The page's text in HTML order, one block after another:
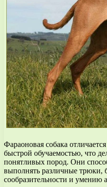
Фараоновая собака
быстрой обучаемостью, что
понятливых пород. Они
выполнять различные трюки,
сообразительности и умению